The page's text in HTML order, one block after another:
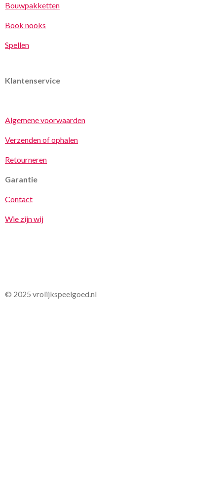
Bouwpakketten
Book nooks
Spellen
Klantenservice
Algemene voorwaarden
Verzenden of ophalen
Retourneren
Garantie
Contact
Wie zijn wij
© 2025 vrolijkspeelgoed.nl